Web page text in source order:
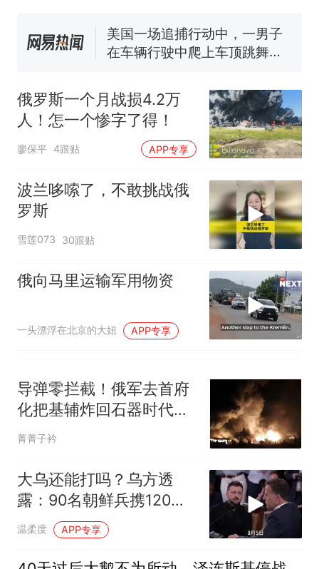
140多朵
美国一场追捕行动中，一男子
在车辆行驶中爬上车顶跳舞。
官方通报
美国渔民钓获鲨鱼徒手将其拽
回大海 目击者直呼震惊 （视频
来源：参考消息）
西班牙飞地休达边境，摩洛
争议，此前一天内数万人从摩
俄罗斯一个月战损4.2万
人！怎一个惨字了得！
廖保平 4跟贴 APP专享
波兰哆嗦了，不敢挑战俄
罗斯
雪莲073 30跟贴
俄向马里运输军用物资
一头漂浮在北京的大妞 APP专享
导弹零拦截！俄军去首府
化把基辅炸回石器时代，
西方敢怒不敢言
菁菁子衿
大乌还能打吗？乌方透
露：90名朝鲜兵携120枚
导弹进驻大鹅？
温柔度 APP专享